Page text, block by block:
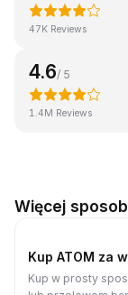
47K Reviews
4.6/ 5
1.4M Reviews
Więcej
Kup ATOM za
Kup w prosty